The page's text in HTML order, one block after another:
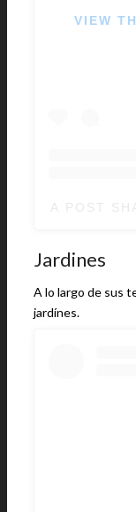
VIEW
Jardines
A lo largo de sus
jardínes.